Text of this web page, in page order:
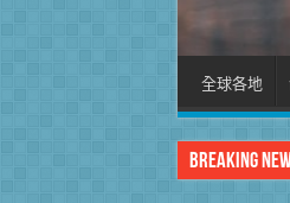
全球各地
Breaking